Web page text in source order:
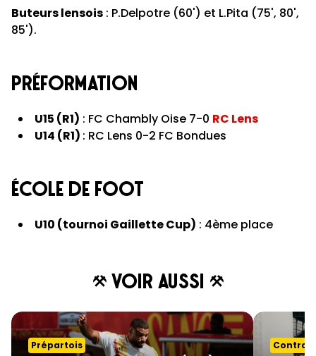
Buteurs lensois : P.Delpotre (60') et L.Pita (75', 80',
85').
PRÉFORMATION
U15 (R1) : FC Chambly Oise 7-0 RC Lens
U14 (R1) : RC Lens 0-2 FC Bondues
ÉCOLE DE FOOT
U10 (tournoi Gaillette Cup) : 4ème place
Voir aussi
Prépartois Contrat